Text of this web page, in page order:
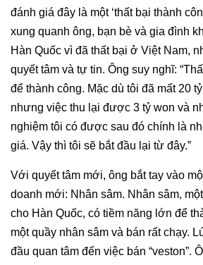
đánh giá đây là một ‘thất bại thành
xung quanh ông, bạn bè và gia đình
Hàn Quốc vì đã thất bại ở Việt Nam,
quyết tâm và tự tin. Ông suy nghĩ:
để thành công. Mặc dù tôi đã mất 20
nhưng việc thu lại được 3 tỷ won và
nghiệm tôi có được sau đó chính là
giá. Vậy thì tôi sẽ bắt đầu lại từ đây.”
Với quyết tâm mới, ông bắt tay vào
doanh mới: Nhân sâm. Nhân sâm,
cho Hàn Quốc, có tiềm năng lớn để
một quầy nhân sâm và bán rất chạy.
đầu quan tâm đến việc bán “veston”.